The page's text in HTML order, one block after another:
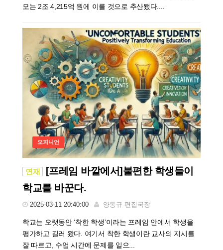
모는 2조 4,215억 원에 이를 것으로 추산됐다....
오피니언
연재
[프레임 바깥에서]불편한 학생들이
학교를 바꾼다.
2025-03-11 20:40:00 양동규 편집국장
학교는 오랫동안 ‘착한 학생’이라는 프레임 안에서 학생을
평가하고 길러 왔다. 여기서 착한 학생이란 교사의 지시를
잘 따르고, 수업 시간에 문제를 일으...